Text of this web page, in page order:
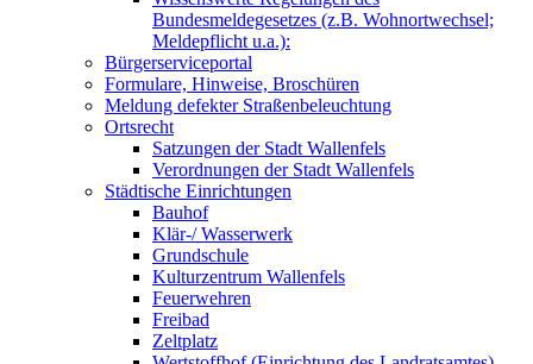
Bundesmeldegesetzes (z.B. Wohnortwechsel;
Meldepflicht u.a.):
Bürgerserviceportal
Formulare, Hinweise, Broschüren
Meldung defekter Straßenbeleuchtung
Ortsrecht
Satzungen der Stadt Wallenfels
Verordnungen der Stadt Wallenfels
Städtische Einrichtungen
Bauhof
Klär-/ Wasserwerk
Grundschule
Kulturzentrum Wallenfels
Feuerwehren
Freibad
Zeltplatz